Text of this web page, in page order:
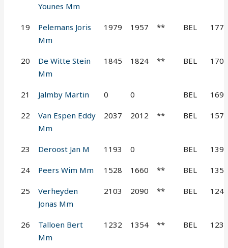
Younes Mm
19
Pelemans Joris
Mm
1979 1957 ** BEL 177
20
De Witte Stein
Mm
1845 1824 ** BEL 170
21 Jalmby Martin 0 0 BEL 169
22
Van Espen Eddy
Mm
2037 2012 ** BEL 157
23 Deroost Jan M 1193 0 BEL 139
24 Peers Wim Mm 1528 1660 ** BEL 135
25
Verheyden
Jonas Mm
2103 2090 ** BEL 124
26
Talloen Bert
Mm
1232 1354 ** BEL 123